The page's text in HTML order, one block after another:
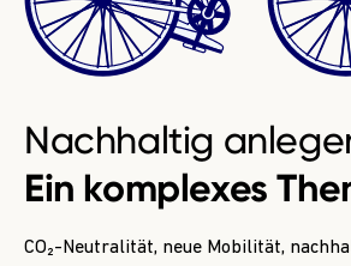
Nachhaltig
Ein komplexes
CO₂-Neutralität, neue Mobilität,